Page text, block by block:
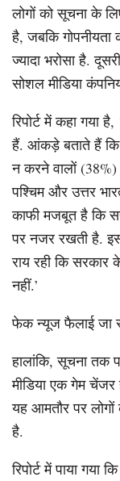
लोगों को सूचना के
है, जबकि
ज्यादा भरोसा है.
सोशल मीडिया
रिपोर्ट में कहा गया
हैं. आंकड़े बताते हैं कि
न करने वालों (38%)
पश्चिम और उत्तर
काफी मजबूत है कि
पर नजर रखती है. इस
राय रही कि सरकार
नहीं.’
फेक न्यूज फैलाई जा
हालांकि, सूचना तक
मीडिया एक गेम
यह आमतौर पर लोगों
है.
रिपोर्ट में पाया